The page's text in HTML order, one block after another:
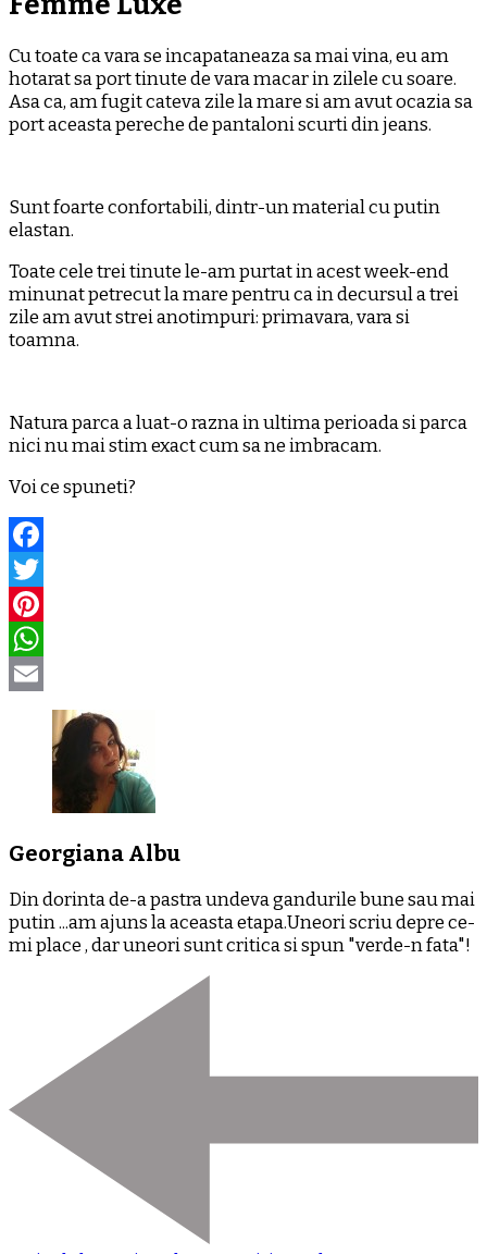
Cu toate ca vara se incapataneaza sa mai vina, eu am
hotarat sa port tinute de vara macar in zilele cu soare.
Asa ca, am fugit cateva zile la mare si am avut ocazia sa
port aceasta pereche de pantaloni scurti din jeans.
Sunt foarte confortabili, dintr-un material cu putin
elastan.
Toate cele trei tinute le-am purtat in acest week-end
minunat petrecut la mare pentru ca in decursul a trei
zile am avut strei anotimpuri: primavara, vara si
toamna.
Natura parca a luat-o razna in ultima perioada si parca
nici nu mai stim exact cum sa ne imbracam.
Voi ce spuneti?
Facebook
Twitter
Pinterest
WhatsApp
Email
Georgiana Albu
Din dorinta de-a pastra undeva gandurile bune sau mai
putin ...am ajuns la aceasta etapa.Uneori scriu depre ce-
mi place , dar uneori sunt critica si spun "verde-n fata"!